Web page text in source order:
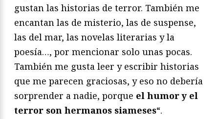
gustan las historias de terror. También me
encantan las de misterio, las de suspense,
las del mar, las novelas literarias y la
poesía…, por mencionar solo unas pocas.
También me gusta leer y escribir historias
que me parecen graciosas, y eso no debería
sorprender a nadie, porque el humor y el
terror son hermanos siameses“.